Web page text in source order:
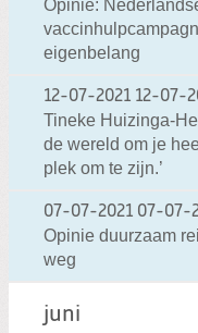
Opinie:
eigenbelang
12-07-2021 12-07-
Tineke Huizinga-
de wereld om je
plek om te zijn.’
07-07-2021 07-07-
Opinie duurzaam
weg
juni